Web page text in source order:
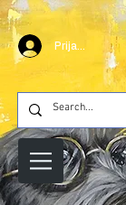
Prijava